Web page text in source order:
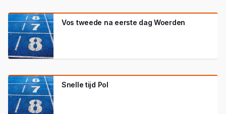
Vos tweede na eerste dag Woerden
Snelle tijd Pol